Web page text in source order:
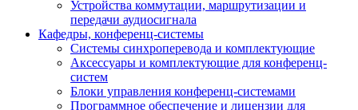
Устройства коммутации, маршрутизации и
передачи аудиосигнала
Кафедры, конференц-системы
Cистемы синхроперевода и комплектующие
Аксессуары и комплектующие для конференц-
систем
Блоки управления конференц-системами
Программное обеспечение и лицензии для